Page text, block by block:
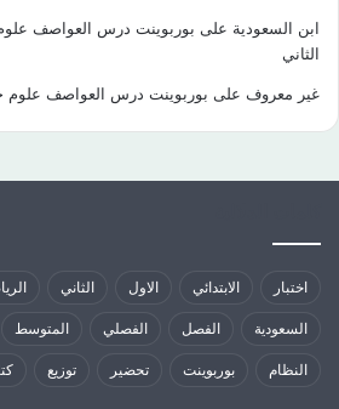
ابن السعودية على بوربوينت درس العواصف
الثاني
غير معروف على بوربوينت درس العواصف علوم
اختبار الابتدائي الاول الثاني
السعودية الفصل الفصلي المتوسط
النظام بوربوينت تحضير توزيع